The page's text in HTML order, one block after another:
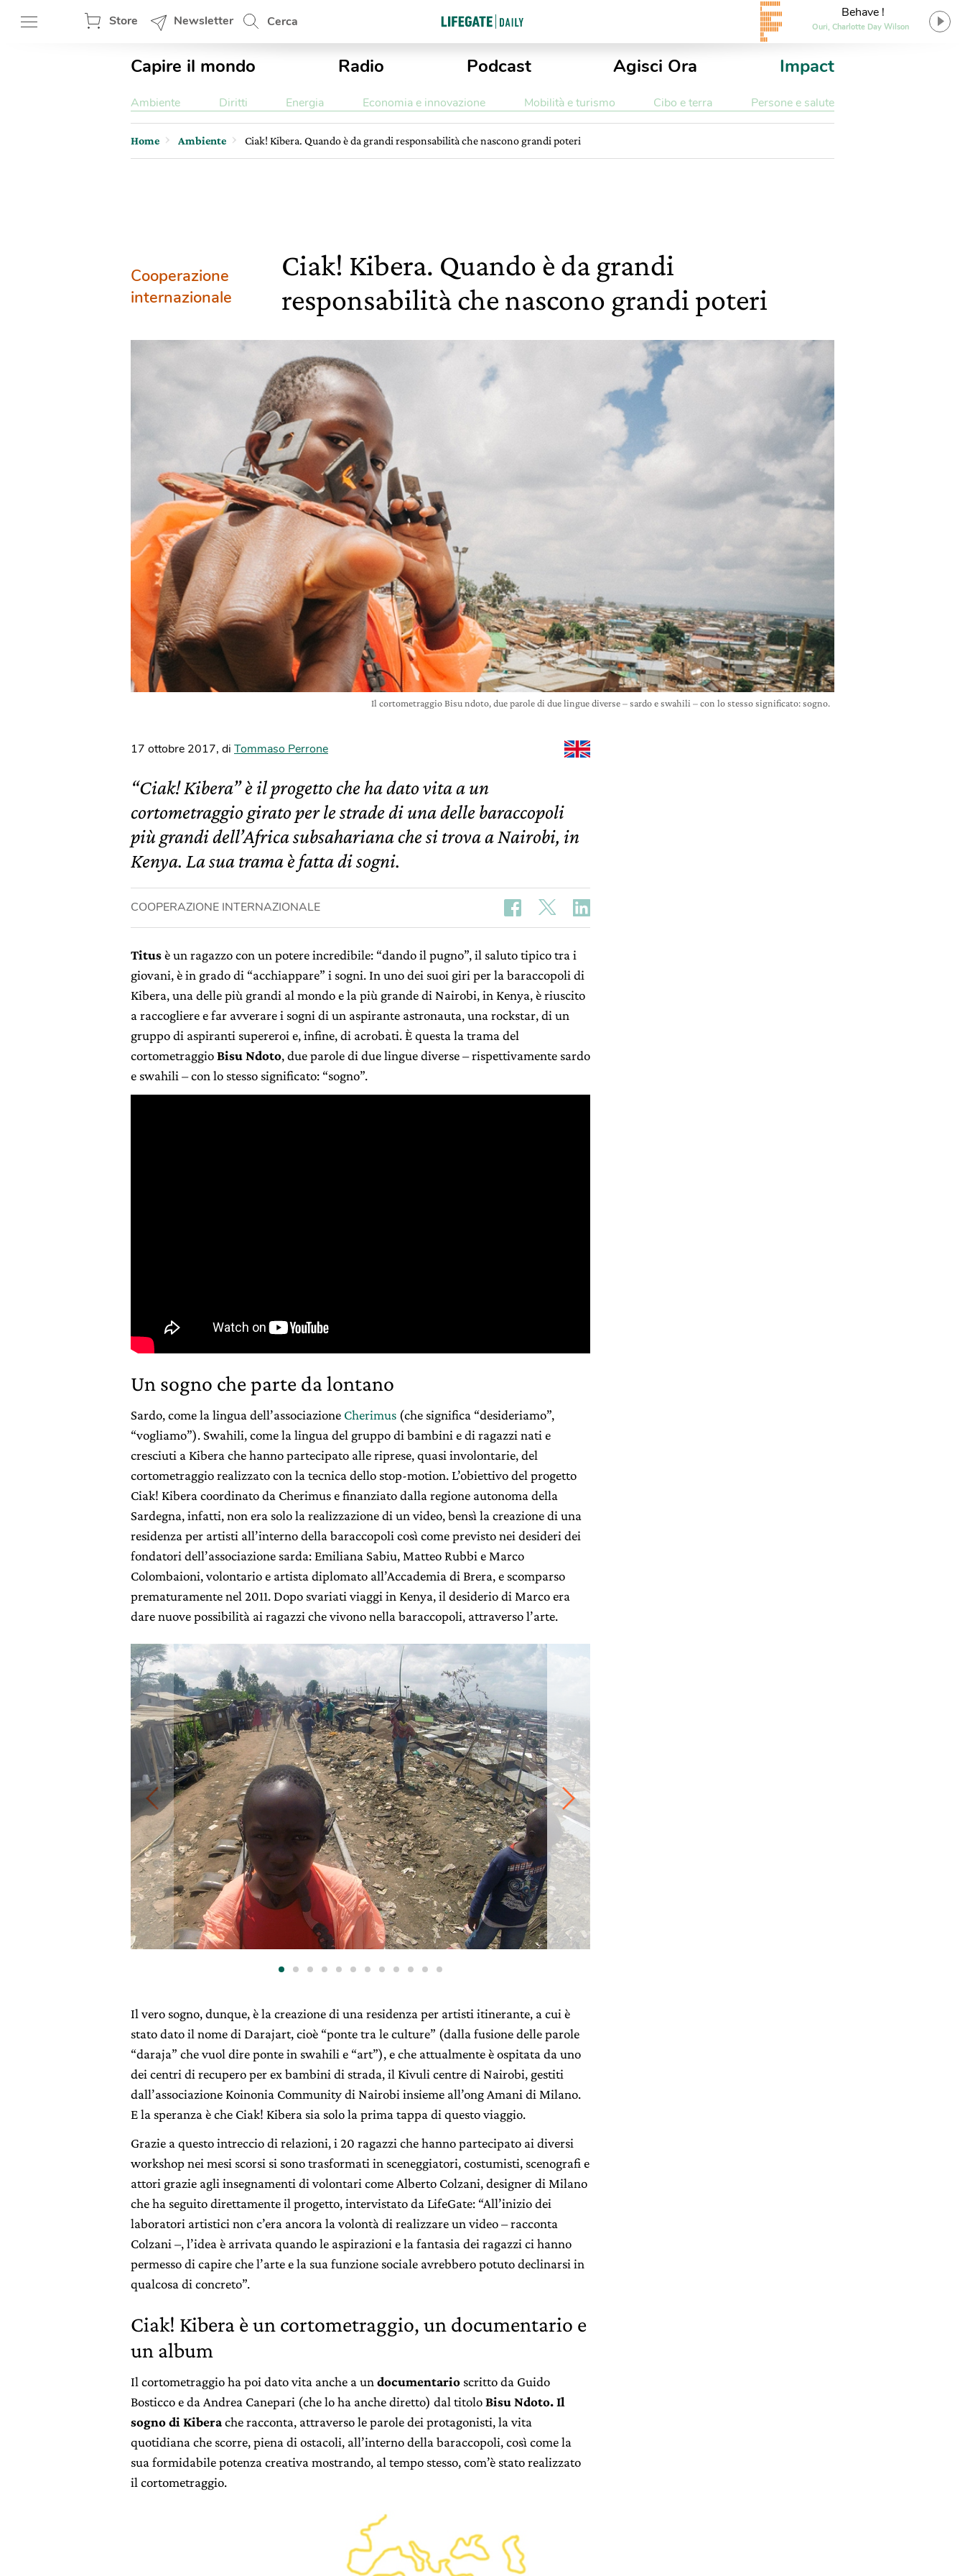
Store Newsletter Cerca
Behave !
Ouri, Charlotte Day Wilson
Capire il mondo Radio Podcast Agisci Ora Impact
Ambiente Diritti Energia Economia e innovazione Mobilità e turismo Cibo e terra Persone e salute
Home Ambiente Ciak! Kibera. Quando è da grandi responsabilità che nascono grandi poteri
Cooperazione
internazionale
Ciak! Kibera. Quando è da grandi
responsabilità che nascono grandi poteri
Il cortometraggio Bisu ndoto, due parole di due lingue diverse – sardo e swahili – con lo stesso significato: sogno.
17 ottobre 2017, di Tommaso Perrone
“Ciak! Kibera” è il progetto che ha dato vita a un
cortometraggio girato per le strade di una delle baraccopoli
più grandi dell’Africa subsahariana che si trova a Nairobi, in
Kenya. La sua trama è fatta di sogni.
COOPERAZIONE INTERNAZIONALE
Titusè un ragazzo con un potere incredibile: “dando il pugno”, il saluto tipico tra i
giovani, è in grado di “acchiappare” i sogni. In uno dei suoi giri per la baraccopoli di
Kibera, una delle più grandi al mondo e la più grande di Nairobi, in Kenya, è riuscito
a raccogliere e far avverare i sogni di un aspirante astronauta, una rockstar, di un
gruppo di aspiranti supereroi e, infine, di acrobati. È questa la trama del
cortometraggioBisu Ndoto, due parole di due lingue diverse – rispettivamente sardo
e swahili – con lo stesso significato: “sogno”.
Un sogno che parte da lontano
Sardo, come la lingua dell’associazione Cherimus (che significa “desideriamo”,
“vogliamo”). Swahili, come la lingua del gruppo di bambini e di ragazzi nati e
cresciuti a Kibera che hanno partecipato alle riprese, quasi involontarie, del
cortometraggio realizzato con la tecnica dello stop-motion. L’obiettivo del progetto
Ciak! Kibera coordinato da Cherimus e finanziato dalla regione autonoma della
Sardegna, infatti, non era solo la realizzazione di un video, bensì la creazione di una
residenza per artisti all’interno della baraccopoli così come previsto nei desideri dei
fondatori dell’associazione sarda: Emiliana Sabiu, Matteo Rubbi e Marco
Colombaioni, volontario e artista diplomato all’Accademia di Brera, e scomparso
prematuramente nel 2011. Dopo svariati viaggi in Kenya, il desiderio di Marco era
dare nuove possibilità ai ragazzi che vivono nella baraccopoli, attraverso l’arte.
Il vero sogno, dunque, è la creazione di una residenza per artisti itinerante, a cui è
stato dato il nome di Darajart, cioè “ponte tra le culture” (dalla fusione delle parole
“daraja” che vuol dire ponte in swahili e “art”), e che attualmente è ospitata da uno
dei centri di recupero per ex bambini di strada, il Kivuli centre di Nairobi, gestiti
dall’associazione Koinonia Community di Nairobi insieme all’ong Amani di Milano.
E la speranza è che Ciak! Kibera sia solo la prima tappa di questo viaggio.
Grazie a questo intreccio di relazioni, i 20 ragazzi che hanno partecipato ai diversi
workshop nei mesi scorsi si sono trasformati in sceneggiatori, costumisti, scenografi e
attori grazie agli insegnamenti di volontari come Alberto Colzani, designer di Milano
che ha seguito direttamente il progetto, intervistato da LifeGate: “All’inizio dei
laboratori artistici non c’era ancora la volontà di realizzare un video – racconta
Colzani –, l’idea è arrivata quando le aspirazioni e la fantasia dei ragazzi ci hanno
permesso di capire che l’arte e la sua funzione sociale avrebbero potuto declinarsi in
qualcosa di concreto”.
Ciak! Kibera è un cortometraggio, un documentario e
un album
Il cortometraggio ha poi dato vita anche a undocumentario scritto da Guido
Bosticco e da Andrea Canepari (che lo ha anche diretto) dal titoloBisu Ndoto. Il
sogno di Kiberache racconta, attraverso le parole dei protagonisti, la vita
quotidiana che scorre, piena di ostacoli, all’interno della baraccopoli, così come la
sua formidabile potenza creativa mostrando, al tempo stesso, com’è stato realizzato
il cortometraggio.